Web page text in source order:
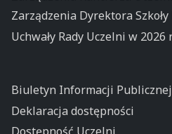
Zarządzenia Dyrektora
Uchwały Rady Uczelni w 2026
Biuletyn Informacji Publicznej
Deklaracja dostępności